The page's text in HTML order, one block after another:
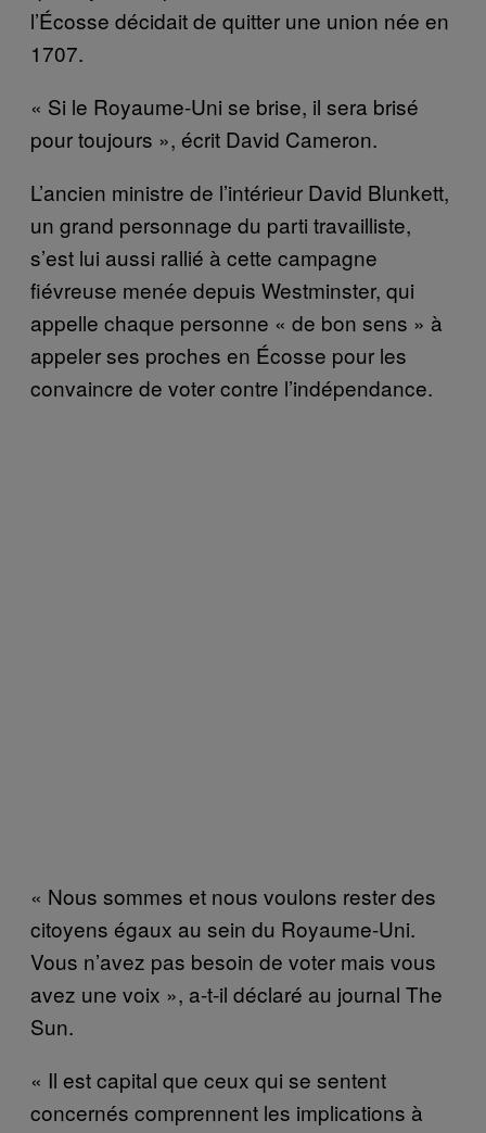
l’Écosse décidait de quitter une union née en
1707.
« Si le Royaume-Uni se brise, il sera brisé
pour toujours », écrit David Cameron.
L’ancien ministre de l’intérieur David Blunkett,
un grand personnage du parti travailliste,
s’est lui aussi rallié à cette campagne
fiévreuse menée depuis Westminster, qui
appelle chaque personne « de bon sens » à
appeler ses proches en Écosse pour les
convaincre de voter contre l’indépendance.
« Nous sommes et nous voulons rester des
citoyens égaux au sein du Royaume-Uni.
Vous n’avez pas besoin de voter mais vous
avez une voix », a-t-il déclaré au journal The
Sun.
« Il est capital que ceux qui se sentent
concernés comprennent les implications à